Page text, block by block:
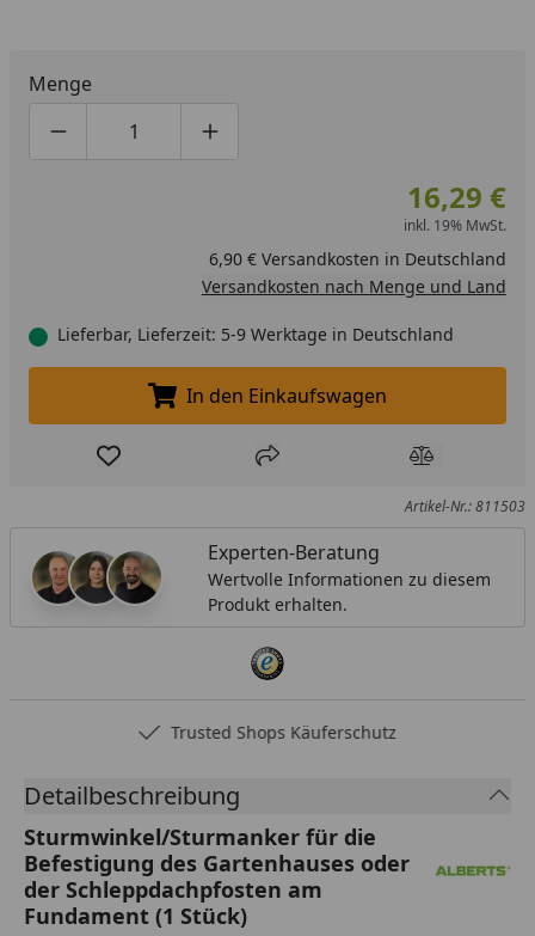
Menge
Produktmenge um eins verringern
Produktmenge manuell eingeben
Produktmenge um eins erhöhen
16,29 €
inkl. 19% MwSt.
6,90 € Versandkosten in Deutschland
Versandkosten nach Menge und Land
Lieferbar, Lieferzeit: 5-9 Werktage in Deutschland
In den Einkaufswagen legen
In den Einkaufswagen
Produkt zur Wunschliste hinzufügen
Teilen Produkt
Artikel-Nr.: 811503
Experten-Beratung
Wertvolle Informationen zu diesem
Produkt erhalten.
Trusted Shops Käuferschutz
Detailbeschreibung
Sturmwinkel/Sturmanker für die
Befestigung des Gartenhauses oder
der Schleppdachpfosten am
Fundament (1 Stück)